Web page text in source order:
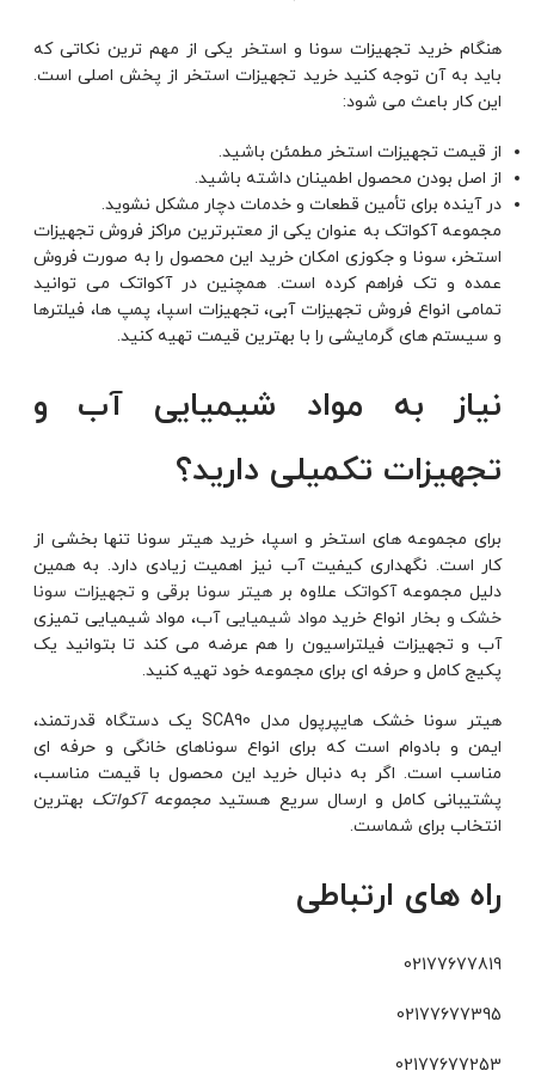
هنگام خرید تجهیزات سونا و استخر یکی از مهم ترین نکاتی که
باید به آن توجه کنید خرید تجهیزا‌ت استخر از پخش اصلی است.
این کار باعث می شود:
از قیمت تجهیزات استخر مطمئن باشید.
از اصل بودن محصول اطمینان داشته باشید.
در آینده برای تأمین قطعات و خدمات دچار مشکل نشوید.
مجموعه آکواتک به عنوان یکی از معتبرترین مراکز فروش تجهیزات
استخر، سونا و جکوزی امکان خرید این محصول را به صورت فروش
عمده و تک فراهم کرده است. همچنین در آکواتک می توانید
تمامی انواع فروش تجهیزات آبی، تجهیزات اسپا، پمپ ها، فیلترها
و سیستم های گرمایشی را با بهترین قیمت تهیه کنید.
نیاز به مواد شیمیایی آب و
تجهیزات تکمیلی دارید؟
برای مجموعه های استخر و اسپا، خرید هیتر سونا تنها بخشی از
کار است. نگهداری کیفیت آب نیز اهمیت زیادی دارد. به همین
دلیل مجموعهآکواتک علاوه بر هیتر سونا برقیوتجهیزات سونا
خشک و بخار انواع خرید مواد شیمیایی آب، مواد شیمیایی تمیزی
آب و تجهیزات فیلتراسیون را هم عرضه می کند تا بتوانید یک
پکیج کامل و حرفه ای برای مجموعه خود تهیه کنید.
هیتر سونا خشک هایپرپول مدل SCA90 یک دستگاه قدرتمند،
ایمن و بادوام است که برای انواع سوناهای خانگی و حرفه ای
مناسب است. اگر به دنبال خرید این محصول با قیمت مناسب،
پشتیبانی کامل و ارسال سریع هستیدمجموعه آکواتک بهترین
انتخاب برای شماست.
راه های ارتباطی
02177677819
02177677395
02177677253